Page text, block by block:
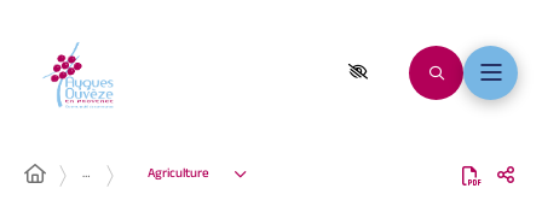
… Agriculture